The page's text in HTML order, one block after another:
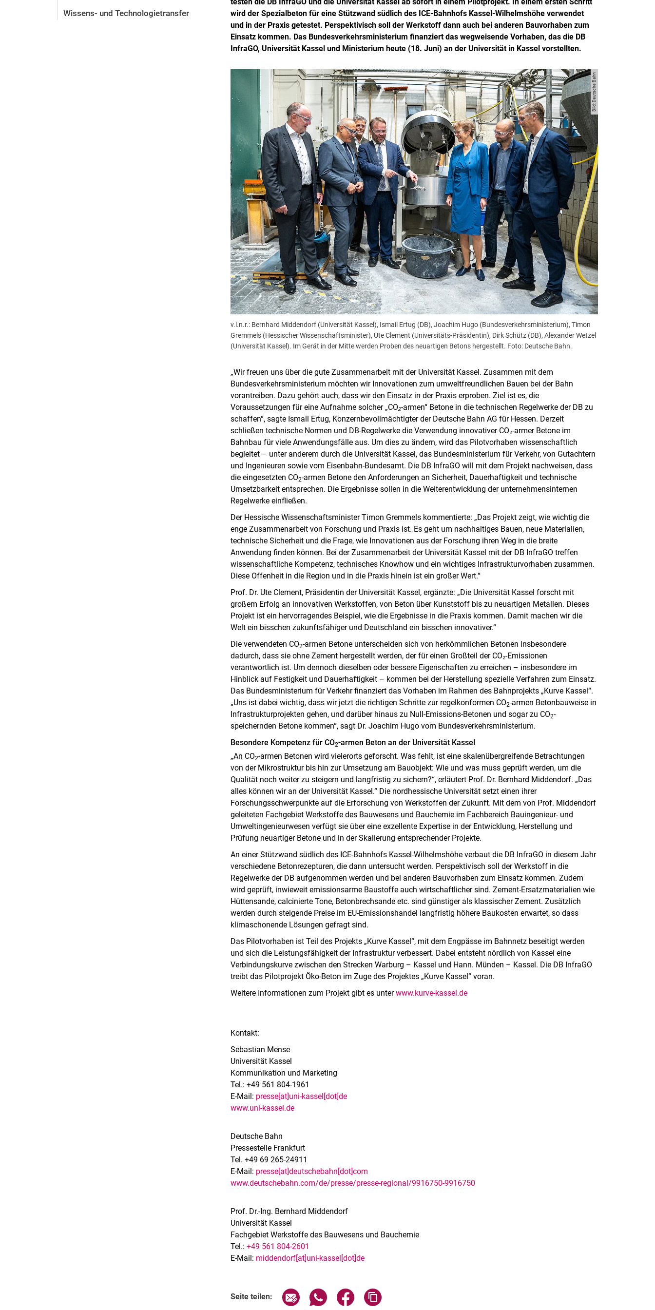
Stellenangebote
Vor der BewerbungWissens- und Technologietransfer
wird der Spezialbeton für eine Stützwand südlich des ICE-Bahnhofs Kassel-Wilhelmshöhe verwendet
und in der Praxis getestet. Perspektivisch soll der Werkstoff dann auch bei anderen Bauvorhaben zum
Einsatz kommen. Das Bundesverkehrsministerium finanziert das wegweisende Vorhaben, das die DB
InfraGO, Universität Kassel und Ministerium heute (18. Juni) an der Universität in Kassel vorstellten.
Bild: Deutsche Bahn
v.l.n.r.: Bernhard Middendorf (Universität Kassel), Ismail Ertug (DB), Joachim Hugo (Bundesverkehrsministerium), Timon
Gremmels (Hessischer Wissenschaftsminister), Ute Clement (Universitäts-Präsidentin), Dirk Schütz (DB), Alexander Wetzel
(Universität Kassel). Im Gerät in der Mitte werden Proben des neuartigen Betons hergestellt. Foto: Deutsche Bahn.
„Wir freuen uns über die gute Zusammenarbeit mit der Universität Kassel. Zusammen mit dem
Bundesverkehrsministerium möchten wir Innovationen zum umweltfreundlichen Bauen bei der Bahn
vorantreiben. Dazu gehört auch, dass wir den Einsatz in der Praxis erproben. Ziel ist es, die
Voraussetzungen für eine Aufnahme solcher „CO₂-armen“ Betone in die technischen Regelwerke der DB zu
schaffen“, sagte Ismail Ertug, Konzernbevollmächtigter der Deutsche Bahn AG für Hessen. Derzeit
schließen technische Normen und DB-Regelwerke die Verwendung innovativer CO₂-armer Betone im
Bahnbau für viele Anwendungsfälle aus. Um dies zu ändern, wird das Pilotvorhaben wissenschaftlich
begleitet – unter anderem durch die Universität Kassel, das Bundesministerium für Verkehr, von Gutachtern
und Ingenieuren sowie vom Eisenbahn-Bundesamt. Die DB InfraGO will mit dem Projekt nachweisen, dass
die eingesetzten CO2-armen Betone den Anforderungen an Sicherheit, Dauerhaftigkeit und technische
Umsetzbarkeit entsprechen. Die Ergebnisse sollen in die Weiterentwicklung der unternehmensinternen
Regelwerke einfließen.
Der Hessische Wissenschaftsminister Timon Gremmels kommentierte: „Das Projekt zeigt, wie wichtig die
enge Zusammenarbeit von Forschung und Praxis ist. Es geht um nachhaltiges Bauen, neue Materialien,
technische Sicherheit und die Frage, wie Innovationen aus der Forschung ihren Weg in die breite
Anwendung finden können. Bei der Zusammenarbeit der Universität Kassel mit der DB InfraGO treffen
wissenschaftliche Kompetenz, technisches Knowhow und ein wichtiges Infrastrukturvorhaben zusammen.
Diese Offenheit in die Region und in die Praxis hinein ist ein großer Wert.“
Prof. Dr. Ute Clement, Präsidentin der Universität Kassel, ergänzte: „Die Universität Kassel forscht mit
großem Erfolg an innovativen Werkstoffen, von Beton über Kunststoff bis zu neuartigen Metallen. Dieses
Projekt ist ein hervorragendes Beispiel, wie die Ergebnisse in die Praxis kommen. Damit machen wir die
Welt ein bisschen zukunftsfähiger und Deutschland ein bisschen innovativer.“
Die verwendeten CO2-armen Betone unterscheiden sich von herkömmlichen Betonen insbesondere
dadurch, dass sie ohne Zement hergestellt werden, der für einen Großteil der CO₂-Emissionen
verantwortlich ist. Um dennoch dieselben oder bessere Eigenschaften zu erreichen – insbesondere im
Hinblick auf Festigkeit und Dauerhaftigkeit – kommen bei der Herstellung spezielle Verfahren zum Einsatz.
Das Bundesministerium für Verkehr finanziert das Vorhaben im Rahmen des Bahnprojekts „Kurve Kassel“.
„Uns ist dabei wichtig, dass wir jetzt die richtigen Schritte zur regelkonformen CO2-armen Betonbauweise in
Infrastrukturprojekten gehen, und darüber hinaus zu Null-Emissions-Betonen und sogar zu CO2-
speichernden Betone kommen“, sagt Dr. Joachim Hugo vom Bundesverkehrsministerium.
Besondere Kompetenz für CO2-armen Beton an der Universität Kassel
„An CO2-armen Betonen wird vielerorts geforscht. Was fehlt, ist eine skalenübergreifende Betrachtungen
von der Mikrostruktur bis hin zur Umsetzung am Bauobjekt: Wie und was muss geprüft werden, um die
Qualität noch weiter zu steigern und langfristig zu sichern?“, erläutert Prof. Dr. Bernhard Middendorf. „Das
alles können wir an der Universität Kassel.“ Die nordhessische Universität setzt einen ihrer
Forschungsschwerpunkte auf die Erforschung von Werkstoffen der Zukunft. Mit dem von Prof. Middendorf
geleiteten Fachgebiet Werkstoffe des Bauwesens und Bauchemie im Fachbereich Bauingenieur- und
Umweltingenieurwesen verfügt sie über eine exzellente Expertise in der Entwicklung, Herstellung und
Prüfung neuartiger Betone und in der Skalierung entsprechender Projekte.
An einer Stützwand südlich des ICE-Bahnhofs Kassel-Wilhelmshöhe verbaut die DB InfraGO in diesem Jahr
verschiedene Betonrezepturen, die dann untersucht werden. Perspektivisch soll der Werkstoff in die
Regelwerke der DB aufgenommen werden und bei anderen Bauvorhaben zum Einsatz kommen. Zudem
wird geprüft, inwieweit emissionsarme Baustoffe auch wirtschaftlicher sind. Zement-Ersatzmaterialien wie
Hüttensande, calcinierte Tone, Betonbrechsande etc. sind günstiger als klassischer Zement. Zusätzlich
werden durch steigende Preise im EU-Emissionshandel langfristig höhere Baukosten erwartet, so dass
klimaschonende Lösungen gefragt sind.
Das Pilotvorhaben ist Teil des Projekts „Kurve Kassel“, mit dem Engpässe im Bahnnetz beseitigt werden
und sich die Leistungsfähigkeit der Infrastruktur verbessert. Dabei entsteht nördlich von Kassel eine
Verbindungskurve zwischen den Strecken Warburg – Kassel und Hann. Münden – Kassel. Die DB InfraGO
treibt das Pilotprojekt Öko-Beton im Zuge des Projektes „Kurve Kassel“ voran.
Weitere Informationen zum Projekt gibt es unterwww.kurve-kassel.de
Kontakt:
Sebastian Mense
Universität Kassel
Kommunikation und Marketing
Tel.: +49 561 804-1961
E-Mail: presse[at]uni-kassel[dot]de
www.uni-kassel.de
Deutsche Bahn
Pressestelle Frankfurt
Tel. +49 69 265-24911
E-Mail: presse[at]deutschebahn[dot]com
www.deutschebahn.com/de/presse/presse-regional/9916750-9916750
Prof. Dr.-Ing. Bernhard Middendorf
Universität Kassel
Fachgebiet Werkstoffe des Bauwesens und Bauchemie
Tel.:+49 561 804-2601
E-Mail: middendorf[at]uni-kassel[dot]de
Seite teilen: Seite über E-Mail teilen
Seite über WhatsApp teilen (externer Link, öffnet neues Fenster)
Seite über Facebook teilen (externer Link, öffnet neues Fenster)